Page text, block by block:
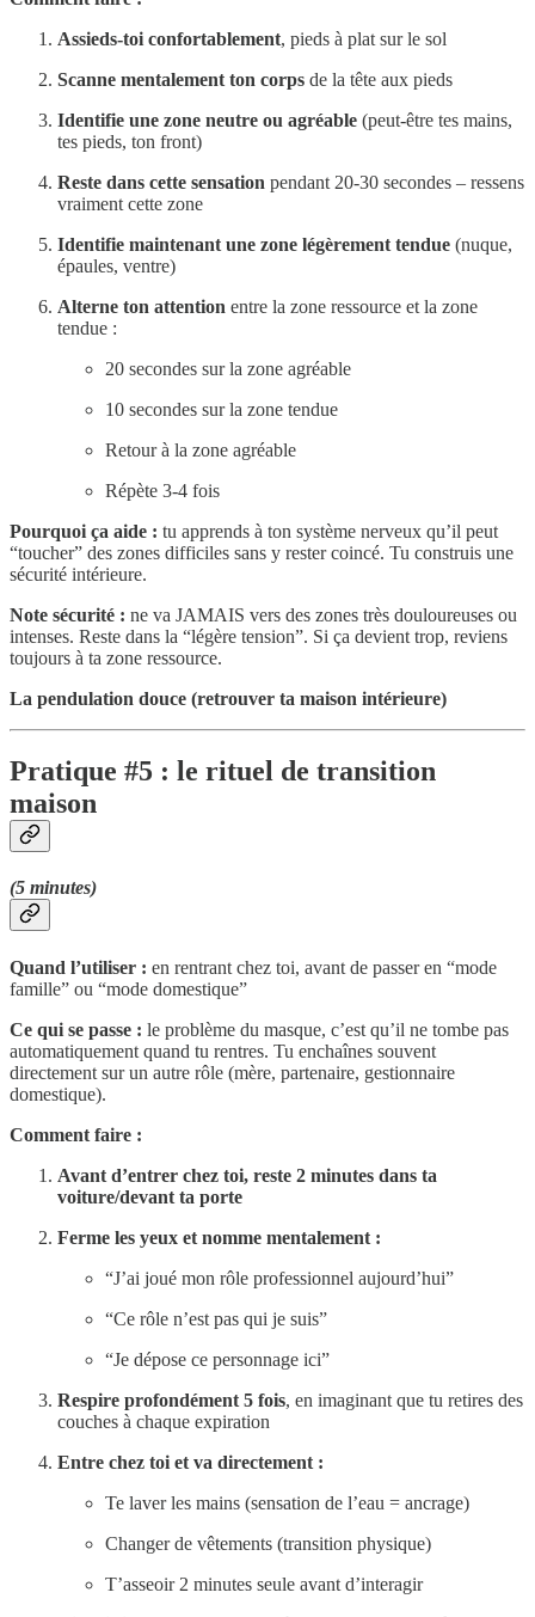
Assieds-toi confortablement, pieds à plat sur le sol
Scanne mentalement ton corps de la tête aux pieds
Identifie une zone neutre ou agréable (peut-être tes mains,
tes pieds, ton front)
Reste dans cette sensation pendant 20-30 secondes – ressens
vraiment cette zone
Identifie maintenant une zone légèrement tendue (nuque,
épaules, ventre)
Alterne ton attention entre la zone ressource et la zone
tendue :
20 secondes sur la zone agréable
10 secondes sur la zone tendue
Retour à la zone agréable
Répète 3-4 fois
Pourquoi ça aide : tu apprends à ton système nerveux qu’il peut
“toucher” des zones difficiles sans y rester coincé. Tu construis une
sécurité intérieure.
Note sécurité : ne va JAMAIS vers des zones très douloureuses ou
intenses. Reste dans la “légère tension”. Si ça devient trop, reviens
toujours à ta zone ressource.
La pendulation douce (retrouver ta maison intérieure)
Pratique #5 : le rituel de transition
maison
(5 minutes)
Quand l’utiliser : en rentrant chez toi, avant de passer en “mode
famille” ou “mode domestique”
Ce qui se passe : le problème du masque, c’est qu’il ne tombe pas
automatiquement quand tu rentres. Tu enchaînes souvent
directement sur un autre rôle (mère, partenaire, gestionnaire
domestique).
Comment faire :
Avant d’entrer chez toi, reste 2 minutes dans ta
voiture/devant ta porte
Ferme les yeux et nomme mentalement :
“J’ai joué mon rôle professionnel aujourd’hui”
“Ce rôle n’est pas qui je suis”
“Je dépose ce personnage ici”
Respire profondément 5 fois, en imaginant que tu retires des
couches à chaque expiration
Entre chez toi et va directement :
Te laver les mains (sensation de l’eau = ancrage)
Changer de vêtements (transition physique)
T’asseoir 2 minutes seule avant d’interagir